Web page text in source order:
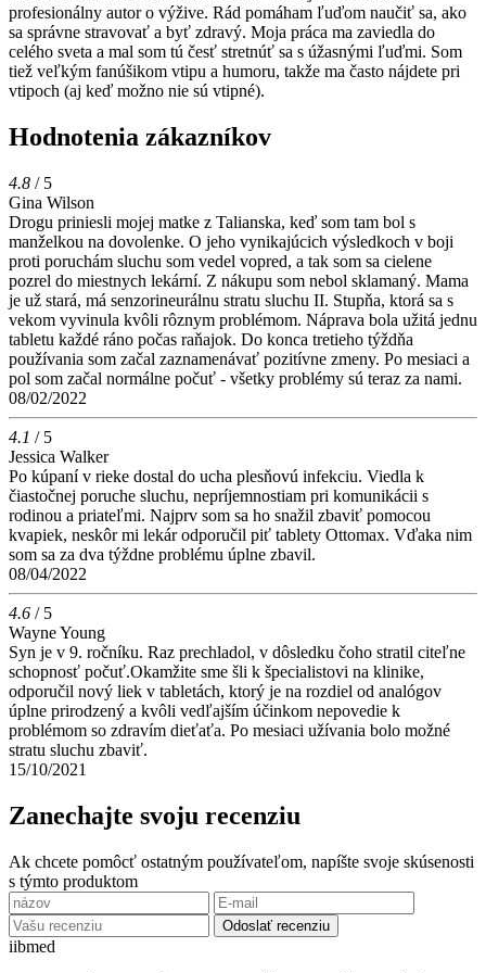
profesionálny autor o výžive. Rád pomáham ľuďom naučiť sa, ako
sa správne stravovať a byť zdravý. Moja práca ma zaviedla do
celého sveta a mal som tú česť stretnúť sa s úžasnými ľuďmi. Som
tiež veľkým fanúšikom vtipu a humoru, takže ma často nájdete pri
vtipoch (aj keď možno nie sú vtipné).
Hodnotenia zákazníkov
4.8 / 5
Gina Wilson
Drogu priniesli mojej matke z Talianska, keď som tam bol s
manželkou na dovolenke. O jeho vynikajúcich výsledkoch v boji
proti poruchám sluchu som vedel vopred, a tak som sa cielene
pozrel do miestnych lekární. Z nákupu som nebol sklamaný. Mama
je už stará, má senzorineurálnu stratu sluchu II. Stupňa, ktorá sa s
vekom vyvinula kvôli rôznym problémom. Náprava bola užitá jednu
tabletu každé ráno počas raňajok. Do konca tretieho týždňa
používania som začal zaznamenávať pozitívne zmeny. Po mesiaci a
pol som začal normálne počuť - všetky problémy sú teraz za nami.
08/02/2022
4.1 / 5
Jessica Walker
Po kúpaní v rieke dostal do ucha plesňovú infekciu. Viedla k
čiastočnej poruche sluchu, nepríjemnostiam pri komunikácii s
rodinou a priateľmi. Najprv som sa ho snažil zbaviť pomocou
kvapiek, neskôr mi lekár odporučil piť tablety Ottomax. Vďaka nim
som sa za dva týždne problému úplne zbavil.
08/04/2022
4.6 / 5
Wayne Young
Syn je v 9. ročníku. Raz prechladol, v dôsledku čoho stratil citeľne
schopnosť počuť.Okamžite sme šli k špecialistovi na klinike,
odporučil nový liek v tabletách, ktorý je na rozdiel od analógov
úplne prirodzený a kvôli vedľajším účinkom nepovedie k
problémom so zdravím dieťaťa. Po mesiaci užívania bolo možné
stratu sluchu zbaviť.
15/10/2021
Zanechajte svoju recenziu
Ak chcete pomôcť ostatným používateľom, napíšte svoje skúsenosti
s týmto produktom
Odoslať recenziu
iibmed